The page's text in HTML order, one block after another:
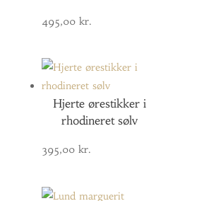
495,00 kr.
Hjerte ørestikker i
rhodineret sølv
395,00 kr.